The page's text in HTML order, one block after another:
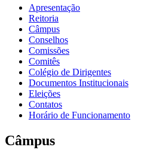
Apresentação
Reitoria
Câmpus
Conselhos
Comissões
Comitês
Colégio de Dirigentes
Documentos Institucionais
Eleições
Contatos
Horário de Funcionamento
Câmpus